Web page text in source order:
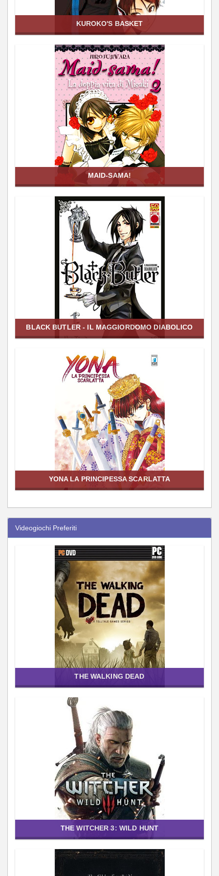
KUROKO'S BASKET
MAID-SAMA!
BLACK BUTLER - IL MAGGIORDOMO DIABOLICO
YONA LA PRINCIPESSA SCARLATTA
Videogiochi Preferiti
THE WALKING DEAD
THE WITCHER 3: WILD HUNT